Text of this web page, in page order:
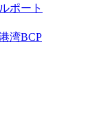
ポート
湾BCP